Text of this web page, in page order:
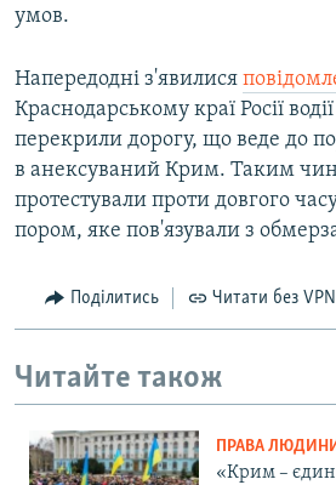
умов.
Напередодні з'явилися
Краснодарському краї Росії
перекрили дорогу, що веде до
в анексуваний Крим. Таким
протестували проти довгого
пором, яке пов'язували з
Поділитись Читати без VPN
Читайте також
ПРАВА
«Крим –